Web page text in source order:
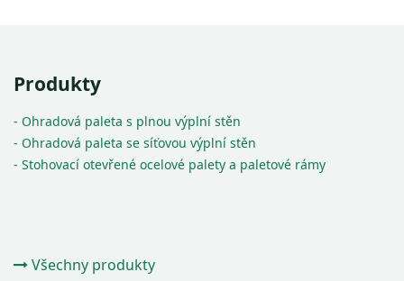
Produkty
- Ohradová paleta s plnou výplní stěn
- Ohradová paleta se síťovou výplní stěn
- Stohovací otevřené ocelové palety a paletové rámy
Všechny produkty